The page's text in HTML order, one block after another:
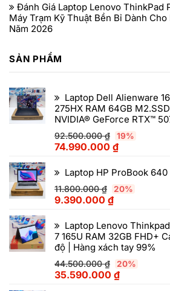
Đánh Giá Laptop Lenovo ThinkPad
Máy Trạm Kỹ Thuật Bền Bỉ Dành Cho
Năm 2026
SẢN PHẨM
Laptop Dell Alienware
275HX RAM 64GB
NVIDIA® GeForce RTX™
92.500.000₫ 19%
74.990.000 ₫
Laptop HP ProBook 640
11.800.000₫ 20%
9.390.000 ₫
Laptop Lenovo
7 165U RAM 32GB FHD+
độ | Hàng xách tay 99%
44.500.000₫ 20%
35.590.000 ₫